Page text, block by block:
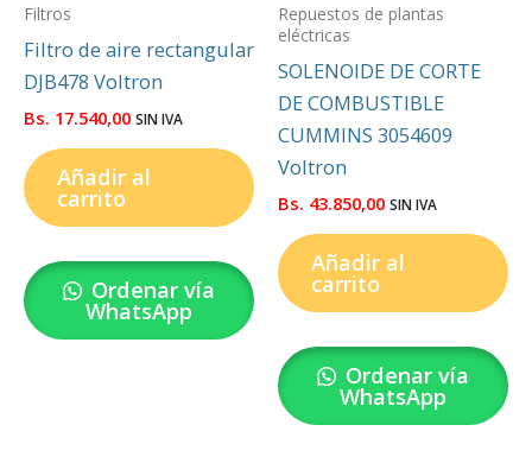
Filtros
Filtro de aire rectangular
DJB478 Voltron
Bs. 17.540,00 SIN IVA
Añadir al
carrito
Ordenar vía
WhatsApp
Repuestos de plantas
eléctricas
SOLENOIDE DE CORTE
DE COMBUSTIBLE
CUMMINS 3054609
Voltron
Bs. 43.850,00 SIN IVA
Añadir al
carrito
Ordenar vía
WhatsApp